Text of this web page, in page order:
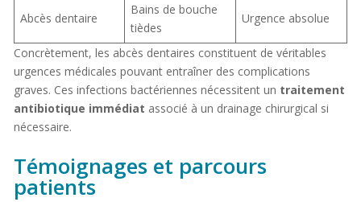
Abcès dentaire
Bains de bouche
tièdes
Urgence absolue
Concrètement, les abcès dentaires constituent de véritables
urgences médicales pouvant entraîner des complications
graves. Ces infections bactériennes nécessitent un traitement
antibiotique immédiat associé à un drainage chirurgical si
nécessaire.
Témoignages et parcours
patients